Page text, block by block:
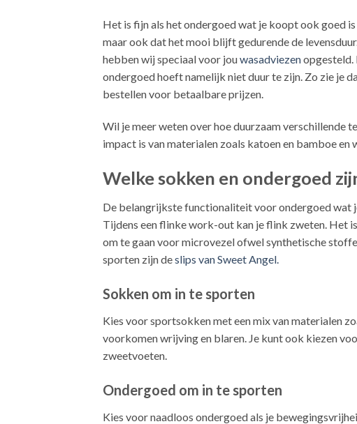
Het is fijn als het ondergoed wat je koopt ook goed
maar ook dat het mooi blijft gedurende de
hebben wij speciaal voor jouwasadviezenopgesteld.
ondergoed hoeft namelijk niet duur te zijn. Zo zie je
bestellen voor betaalbare prijzen.
Wil je meer weten over hoe duurzaam verschillende
impact is van materialen zoals katoen en bamboe en
Welke sokken en ondergoed
De belangrijkste functionaliteit voor ondergoed wat
Tijdens een flinke work-out kan je flink zweten. Het
om te gaan voor microvezel ofwel synthetische
sporten zijn deslips van Sweet Angel.
Sokken om in te sporten
Kies voor sportsokken met een mix van materialen
voorkomen wrijving en blaren. Je kunt ook kiezen
zweetvoeten.
Ondergoed om in te sporten
Kies voor naadloos ondergoed als je